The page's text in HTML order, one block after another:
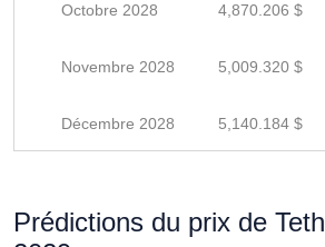
Octobre 2028 4,870.206 $
Novembre 2028 5,009.320 $
Décembre 2028 5,140.184 $
Prédictions du prix de